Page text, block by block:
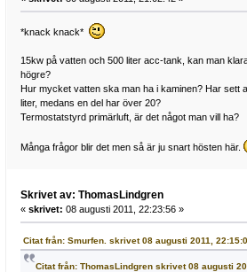
*knack knack*
15kw på vatten och 500 liter acc-tank, kan man
högre?
Hur mycket vatten ska man ha i kaminen? Har sett
liter, medans en del har över 20?
Termostatstyrd primärluft, är det något man vill ha?
Många frågor blir det men så är ju snart hösten här.
Skrivet av: ThomasLindgren
« skrivet: 08 augusti 2011, 22:23:56 »
Citat från: Smurfen. skrivet 08 augusti 2011,
Citat från: ThomasLindgren skrivet 08 augusti